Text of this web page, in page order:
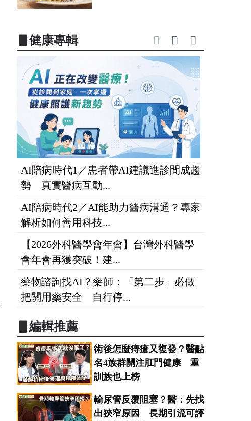
▋健康專輯
AI陪病時代1／患者帶AI建議進診間成趨
勢 真實醫病互動...
AI陪病時代2／AI能助力醫病溝通？專家
解析如何善用科技...
【2026外科醫學會年會】台灣外科醫學
會年會再獲突破！建...
藥物諮詢找AI？藥師：「第二步」必做
把關用藥安全 自行停...
▋編輯推薦
術後怎麼痔瘡又復發？醫點
名4族群關注肛門健康 重
訓族也上榜
輸尿管反覆阻塞？醫：先找
出狹窄原因 長期引流可評